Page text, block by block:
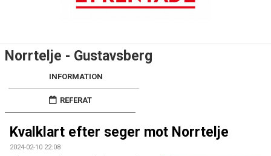
KONTAKT
Norrtelje - Gustavsberg
INFORMATION
REFERAT
Kvalklart efter seger mot Norrtelje
2024-02-10 22:08